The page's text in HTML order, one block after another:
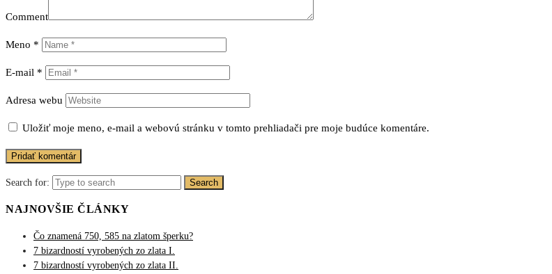
Comment
Meno *
E-mail *
Adresa webu
Uložiť moje meno, e-mail a webovú stránku v tomto prehliadači pre moje budúce komentáre.
Search for: Search
NAJNOVŠIE ČLÁNKY
Čo znamená 750, 585 na zlatom šperku?
7 bizardností vyrobených zo zlata I.
7 bizardností vyrobených zo zlata II.